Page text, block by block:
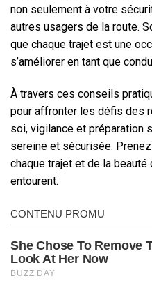
non seulement à votre
autres usagers de la route.
que chaque trajet est une
s’améliorer en tant que
À travers ces conseils
pour affronter les défis des
soi, vigilance et préparation
sereine et sécurisée.
chaque trajet et de la
entourent.